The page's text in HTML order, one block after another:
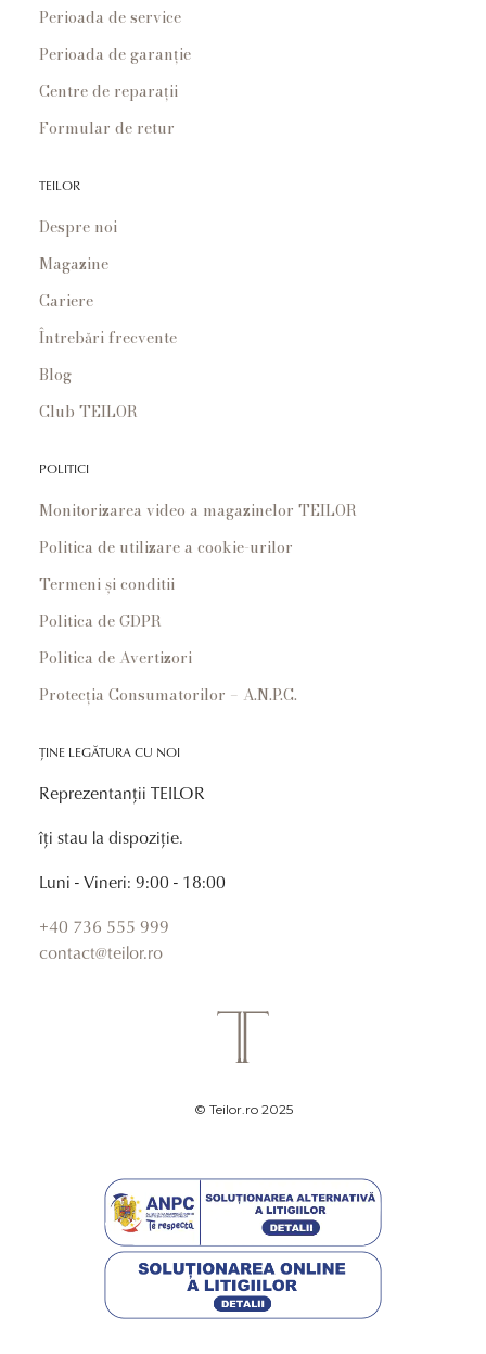
Perioada de service
Perioada de garanție
Centre de reparații
Formular de retur
TEILOR
Despre noi
Magazine
Cariere
Întrebări frecvente
Blog
Club TEILOR
POLITICI
Monitorizarea video a magazinelor TEILOR
Politica de utilizare a cookie-urilor
Termeni și conditii
Politica de GDPR
Politica de Avertizori
Protecția Consumatorilor – A.N.P.C.
ȚINE LEGĂTURA CU NOI
Reprezentanții TEILOR
îți stau la dispoziție.
Luni - Vineri: 9:00 - 18:00
+40 736 555 999
contact@teilor.ro
© Teilor.ro 2025